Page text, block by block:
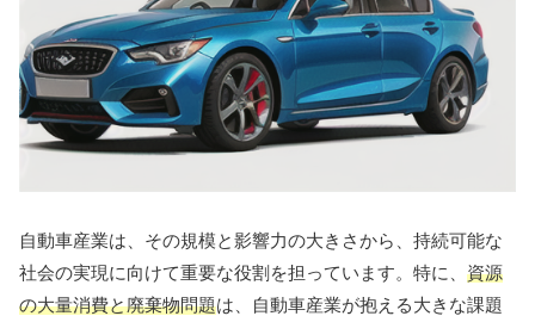
自動車産業は、その規模と影響力の大きさから、持続可能な
社会の実現に向けて重要な役割を担っています。特に、 資源
の大量消費と廃棄物問題は、自動車産業が抱える大きな課題